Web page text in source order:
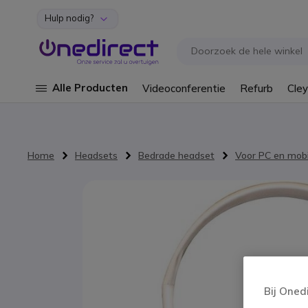
Ga naar de inhoud
Hulp nodig?
Alle Producten Videoconferentie Refurb
Home Headsets Bedrade headset Voor PC en
Bij